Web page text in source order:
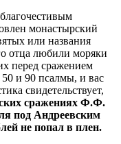
монастырский
или названия
отца любили моряки
перед сражением
и 90 псалмы, и вас
свидетельствует,
сражениях Ф.Ф.
под Андреевским
не попал в плен.